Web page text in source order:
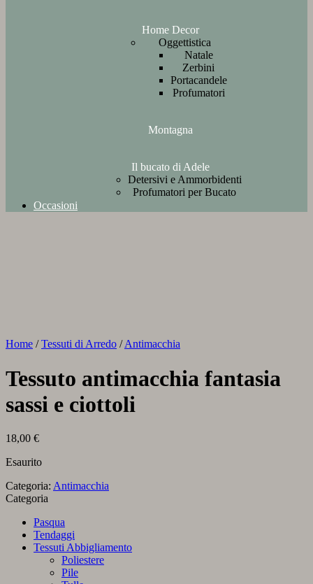
Home Decor
Oggettistica
Natale
Zerbini
Portacandele
Profumatori
Montagna
Il bucato di Adele
Detersivi e Ammorbidenti
Profumatori per Bucato
Occasioni
Home / Tessuti di Arredo / Antimacchia
Tessuto antimacchia fantasia
sassi e ciottoli
18,00 €
Esaurito
Categoria: Antimacchia
Categoria
Pasqua
Tendaggi
Tessuti Abbigliamento
Poliestere
Pile